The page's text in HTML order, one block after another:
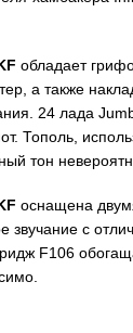
обладает
а также
24 лада
Тополь,
тон
оснащена
звучание с
F106